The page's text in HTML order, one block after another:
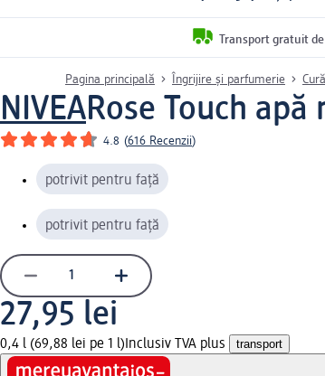
Transport gratuit de
Pagina principală Îngrijire și parfumerie
NIVEARose Touch
4.8 (616 Recenzii)
potrivit pentru față
potrivit pentru față
27,95 lei
0,4 l (69,88 lei pe 1 l) Inclusiv TVA plus transport